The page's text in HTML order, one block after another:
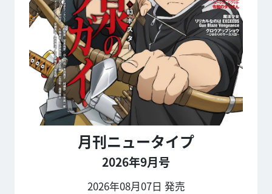
月刊ニュータイプ
2026年9月号
2026年08月07日 発売